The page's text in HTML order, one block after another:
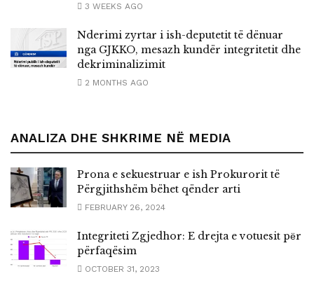
3 WEEKS AGO
Nderimi zyrtar i ish-deputetit të dënuar
nga GJKKO, mesazh kundër integritetit dhe
dekriminalizimit
2 MONTHS AGO
ANALIZA DHE SHKRIME NË MEDIA
Prona e sekuestruar e ish Prokurorit të
Përgjithshëm bëhet qënder arti
FEBRUARY 26, 2024
Integriteti Zgjedhor: E drejta e votuesit pёr
përfaqësim
OCTOBER 31, 2023